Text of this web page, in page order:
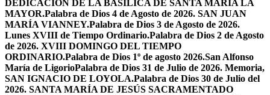
DEDICACIÓN DE LA BASÍLICA DE SANTA MARÍA LA
MAYOR.Palabra de Dios 4 de Agosto de 2026. SAN JUAN
MARÍA VIANNEY.Palabra de Dios 3 de Agosto de 2026.
Lunes XVIII de Tiempo Ordinario.Palabra de Dios 2 de Agosto
de 2026. XVIII DOMINGO DEL TIEMPO
ORDINARIO.Palabra de Dios 1º de agosto 2026.San Alfonso
María de LigorioPalabra de Dios 31 de Julio de 2026. Memoria,
SAN IGNACIO DE LOYOLA.Palabra de Dios 30 de Julio del
2026. SANTA MARÍA DE JESÚS SACRAMENTADO